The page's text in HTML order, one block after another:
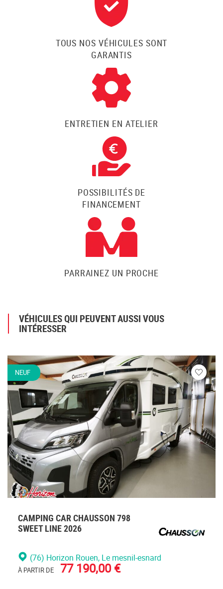
TOUS NOS VÉHICULES SONT
GARANTIS
ENTRETIEN EN ATELIER
POSSIBILITÉS DE
FINANCEMENT
PARRAINEZ UN PROCHE
VÉHICULES QUI PEUVENT AUSSI VOUS
INTÉRESSER
NEUF
Veuillez
vous
CAMPING CAR CHAUSSON 798
SWEET LINE 2026
(76) Horizon Rouen, Le mesnil-esnard
À PARTIR DE 77 190,00 €